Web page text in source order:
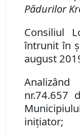
Pădurilor
Consiliul
întrunit în
august
nr.74.657
iniţiator;